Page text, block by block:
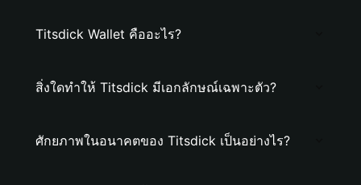
Titsdick Wallet คืออะไร?
สิ่งใดทำให้ Titsdick มีเอกลักษณ์เฉพาะตัว?
ศักยภาพในอนาคตของ Titsdick เป็นอย่างไร?